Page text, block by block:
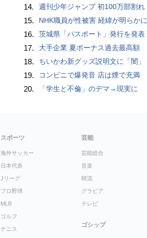
14. 週刊少年ジャンプ 初100万部割れ
15. NHK職員が性被害 経緯が明らかに
16. 茨城県「パスポート」発行を発表
17. 大手企業 夏ボーナス過去最高額
18. ちいかわ新グッズ説明文に「闇」
19. コンビニで爆発音 店は煙で充満
20. 「学生と不倫」のデマ→現実に
スポーツ
海外サッカー
日本代表
Jリーグ
プロ野球
MLB
ゴルフ
テニス
芸能
芸能総合
音楽
韓流
グラビア
テレビ
ゴシップ